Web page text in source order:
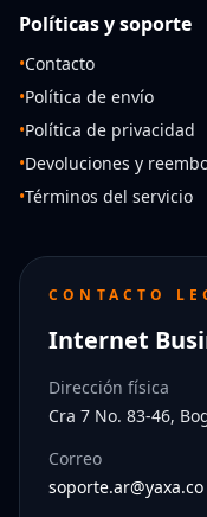
Políticas y soporte
•Contacto
•Política de envío
•Política de privacidad
•Devoluciones y
•Términos del servicio
CONTACTO
Internet
Dirección física
Cra 7 No. 83-46,
Correo
soporte.ar@yaxa.co